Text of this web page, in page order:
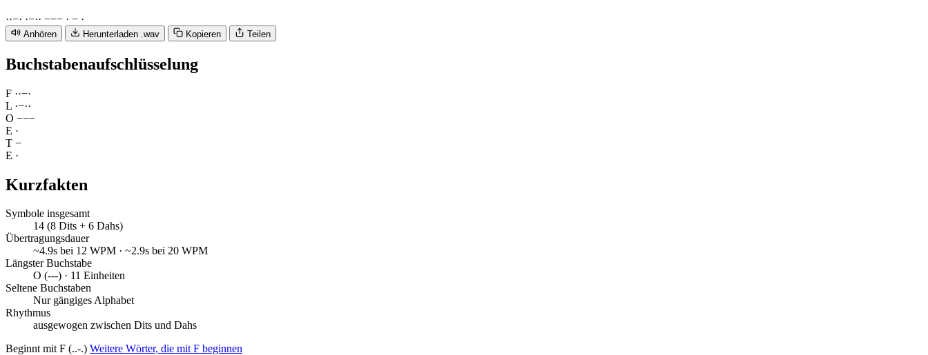
··−· ·−·· −−− · − ·
Anhören Herunterladen .wav Kopieren Teilen
Buchstabenaufschlüsselung
F ··−·
L ·−··
O −−−
E ·
T −
E ·
Kurzfakten
Symbole insgesamt
14 (8 Dits + 6 Dahs)
Übertragungsdauer
~4.9s bei 12 WPM · ~2.9s bei 20 WPM
Längster Buchstabe
O (---) · 11 Einheiten
Seltene Buchstaben
Nur gängiges Alphabet
Rhythmus
ausgewogen zwischen Dits und Dahs
Beginnt mit F (..-.) Weitere Wörter, die mit F beginnen